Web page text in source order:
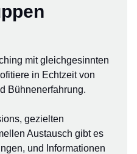
mit gleichgesinnten
in Echtzeit von
Bühnenerfahrung.
gezielten
Austausch gibt es
und Informationen